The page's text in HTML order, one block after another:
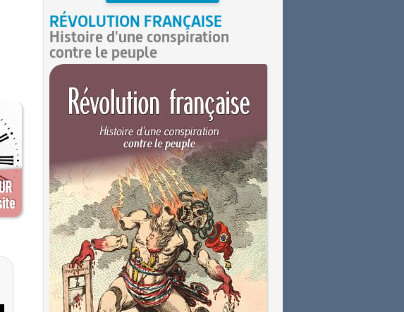
RÉVOLUTION FRANÇAISE
Histoire d'une conspiration
contre le peuple